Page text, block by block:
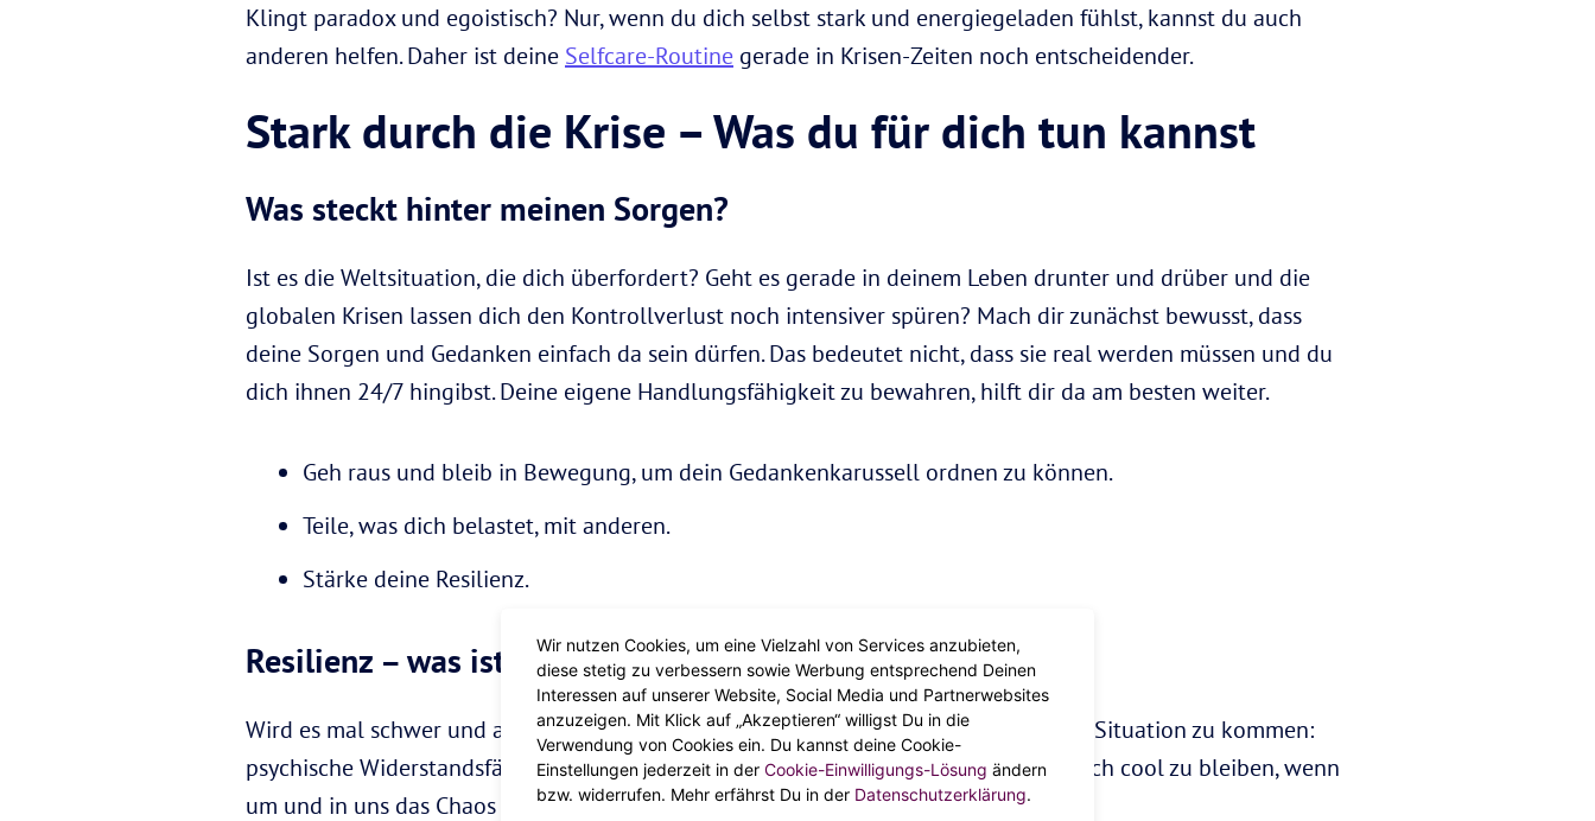
Klingt paradox und egoistisch? Nur, wenn du dich selbst stark und energiegeladen fühlst, kannst du auch
anderen helfen. Daher ist deine Selfcare-Routine gerade in Krisen-Zeiten noch entscheidender.
Stark durch die Krise – Was du für dich tun kannst
Was steckt hinter meinen Sorgen?
Ist es die Weltsituation, die dich überfordert? Geht es gerade in deinem Leben drunter und drüber und die
globalen Krisen lassen dich den Kontrollverlust noch intensiver spüren? Mach dir zunächst bewusst, dass
deine Sorgen und Gedanken einfach da sein dürfen. Das bedeutet nicht, dass sie real werden müssen und du
dich ihnen 24/7 hingibst. Deine eigene Handlungsfähigkeit zu bewahren, hilft dir da am besten weiter.
Geh raus und bleib in Bewegung, um dein Gedankenkarussell ordnen zu können.
Teile, was dich belastet, mit anderen.
Stärke deine Resilienz.
Resilienz – was ist das?
Wird es mal schwer und anstrengend im Leben, brauchen wir eins, um gut durch die Situation zu kommen:
psychische Widerstandsfähigkeit, auch Resilienz genannt. Sie hilft uns, auch dann noch cool zu bleiben, wenn
um und in uns das Chaos ausbricht. Zum Glück kannst du Resilienz trainieren.
Wir nutzen Cookies, um eine Vielzahl von Services anzubieten,
diese stetig zu verbessern sowie Werbung entsprechend Deinen
Interessen auf unserer Website, Social Media und Partnerwebsites
anzuzeigen. Mit Klick auf „Akzeptieren“ willigst Du in die
Verwendung von Cookies ein. Du kannst deine Cookie-
Einstellungen jederzeit in der Cookie-Einwilligungs-Lösung ändern
bzw. widerrufen. Mehr erfährst Du in der Datenschutzerklärung.